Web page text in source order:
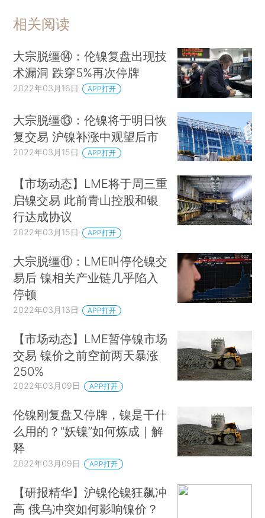
相关阅读
大宗脱缰⑭：伦镍复盘出现技
术漏洞 跌穿5%再次停牌
2022年03月16日 APP打开
大宗脱缰⑬：伦镍将于明日恢
复交易 沪镍补涨中观望后市
2022年03月15日 APP打开
【市场动态】LME将于周三重
启镍交易 此前青山控股和银
行达成协议
2022年03月15日 APP打开
大宗脱缰⑪：LME叫停伦镍交
易后 镍相关产业链几乎陷入
停顿
2022年03月13日 APP打开
【市场动态】LME暂停镍市场
交易 镍价之前空前两天暴涨
250%
2022年03月09日 APP打开
伦镍刚复盘又停牌，镍是干什
么用的？“妖镍”如何炼成｜解
释
2022年03月09日 APP打开
【研报精华】沪镍伦镍狂飙冲
高 俄乌冲突如何影响镍价？